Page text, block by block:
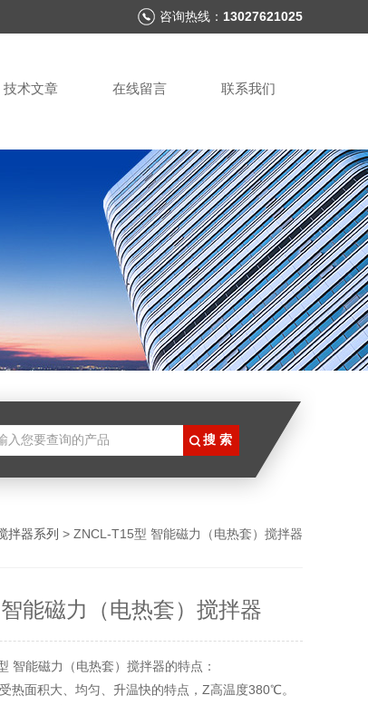
咨询热线： 13027621025
技术文章 在线留言 联系我们
拌器系列 > ZNCL-T15型 智能磁力（电热套）搅拌器
能磁力（电热套）搅拌器
智能磁力（电热套）搅拌器的特点：
热面积大、均匀、升温快的特点，Z高温度380℃。